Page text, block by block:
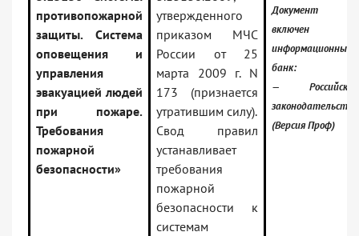
противопожарной
защиты. Система
оповещения и
управления
эвакуацией людей
при пожаре.
Требования
пожарной
безопасности»
утвержденного
приказом МЧС
России от 25
марта 2009 г. N
173 (признается
утратившим силу).
Свод правил
устанавливает
требования
пожарной
безопасности к
системам
Документ
включен в
информационный
банк:
— Российское
законодательство
(Версия Проф)